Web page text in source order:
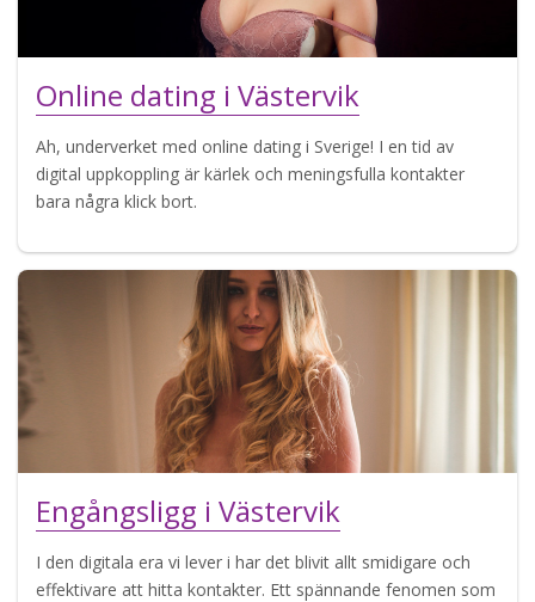
Online dating i Västervik
Ah, underverket med online dating i Sverige! I en tid av
digital uppkoppling är kärlek och meningsfulla kontakter
bara några klick bort.
Engångsligg i Västervik
I den digitala era vi lever i har det blivit allt smidigare och
effektivare att hitta kontakter. Ett spännande fenomen som